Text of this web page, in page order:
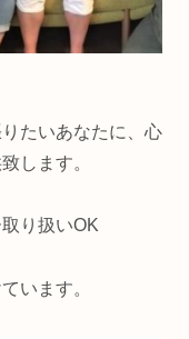
たいあなたに、心
します。
り扱いOK
います。